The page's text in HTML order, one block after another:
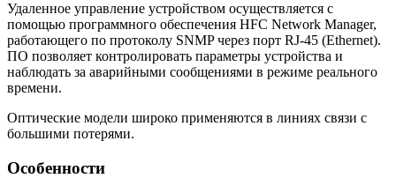
Удаленное управление устройством осуществляется с
помощью программного обеспечения HFC Network Manager,
работающего по протоколу SNMP через порт RJ-45 (Ethernet).
ПО позволяет контролировать параметры устройства и
наблюдать за аварийными сообщениями в режиме реального
времени.
Оптические модели широко применяются в линиях связи с
большими потерями.
Особенности